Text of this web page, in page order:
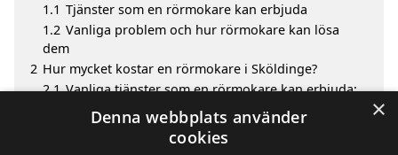
1.1 Tjänster som en rörmokare kan erbjuda
1.2 Vanliga problem och hur rörmokare kan lösa
dem
2 Hur mycket kostar en rörmokare i Sköldinge?
2.1 Vanliga tjänster som en rörmokare kan erbjuda:
Fördelar med att välja rörmokare i Sköldinge
Sök efter en skicklig rörmokare i de omgivande
städerna kring Sköldinge
×
Denna webbplats använder
cookies